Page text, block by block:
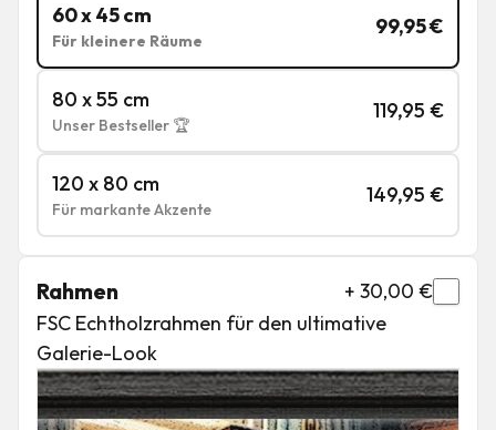
60 x 45 cm
Für kleinere Räume
99,95€
80 x 55 cm
Unser Bestseller 🏆
119,95 €
120 x 80 cm
Für markante Akzente
149,95 €
Rahmen + 30,00 €
FSC Echtholzrahmen für den ultimative
Galerie-Look